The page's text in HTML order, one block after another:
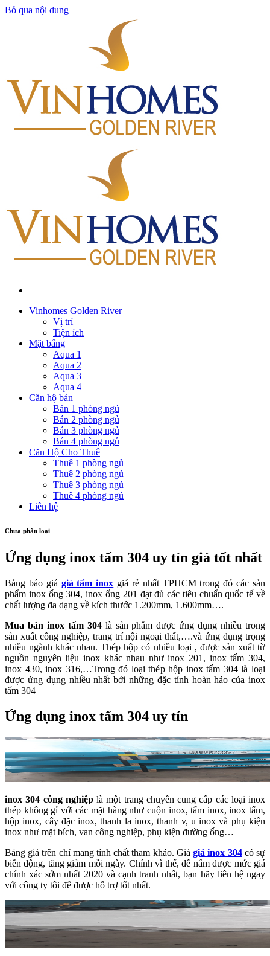
Bỏ qua nội dung
Vinhomes Golden River
Vị trí
Tiện ích
Mặt bằng
Aqua 1
Aqua 2
Aqua 3
Aqua 4
Căn hộ bán
Bán 1 phòng ngủ
Bán 2 phòng ngủ
Bán 3 phòng ngủ
Bán 4 phòng ngủ
Căn Hộ Cho Thuê
Thuê 1 phòng ngủ
Thuê 2 phòng ngủ
Thuê 3 phòng ngủ
Thuê 4 phòng ngủ
Liên hệ
Chưa phân loại
Ứng dụng inox tấm 304 uy tín giá tốt nhất
Bảng báo giá giá tấm inox giá rẻ nhất TPHCM trong đó các sản
phẩm inox ống 304, inox ống 201 đạt đủ các tiêu chuẩn quốc tế về
chất lượng đa dạng về kích thước 1.200mm, 1.600mm….
Mua bán inox tấm 304là sản phẩm được ứng dụng nhiều trong
sản xuất công nghiệp, trang trí nội ngoại thất,….và ứng dụng trọng
nhiều ngành khác nhau. Thép hộp có nhiều loại , được sản xuất từ
nguồn nguyên liệu inox khác nhau như inox 201, inox tấm 304,
inox 430, inox 316,…Trong đó loại thép hộp inox tấm 304 là loại
được ứng dụng nhiều nhất bởi những đặc tính hoàn hảo của inox
tấm 304
Ứng dụng inox tấm 304 uy tín
inox 304 công nghiệplà một trang chuyên cung cấp các loại inox
thép không gỉ với các mặt hàng như cuộn inox, tấm inox, inox tấm,
hộp inox, cây đặc inox, thanh la inox, thanh v, u inox và phụ kiện
inox như mặt bích, van công nghiệp, phụ kiện đường ống…
Bảng giá trên chỉ mang tính chất tham khảo. Giágiá inox 304có sự
biến động, tăng giảm mỗi ngày. Chính vì thế, để nắm được mức giá
chính xác sớm nhất 2020 và cạnh tranh nhất, bạn hãy liên hệ ngay
với công ty tôi để được hỗ trợ tốt nhất.